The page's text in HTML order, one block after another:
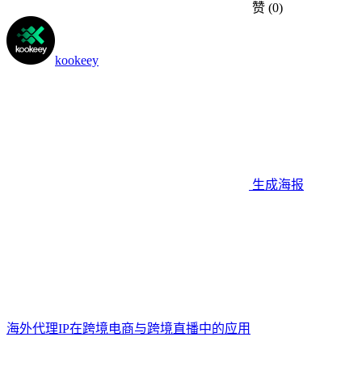
赞 (0)
kookeey
生成海报
海外代理IP在跨境电商与跨境直播中的应用